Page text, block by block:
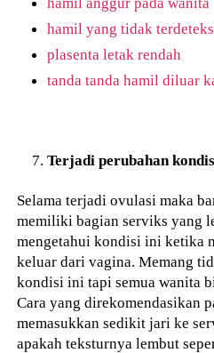
hamil yang tidak
plasenta letak rendah
tanda tanda hamil diluar
Terjadi perubahan
Selama terjadi ovulasi maka
memiliki bagian serviks yang
mengetahui kondisi ini ketika
keluar dari vagina. Memang
kondisi ini tapi semua wanita
Cara yang direkomendasikan
memasukkan sedikit jari ke
apakah teksturnya lembut